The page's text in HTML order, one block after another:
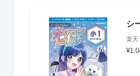
シ
楽天